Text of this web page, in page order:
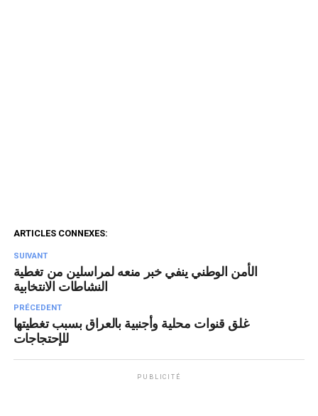
ARTICLES CONNEXES:
SUIVANT
الأمن الوطني ينفي خبر منعه لمراسلين من تغطية
النشاطات الانتخابية
PRÉCEDENT
غلق قنوات محلية وأجنبية بالعراق بسبب تغطيتها
للإحتجاجات
PUBLICITÉ